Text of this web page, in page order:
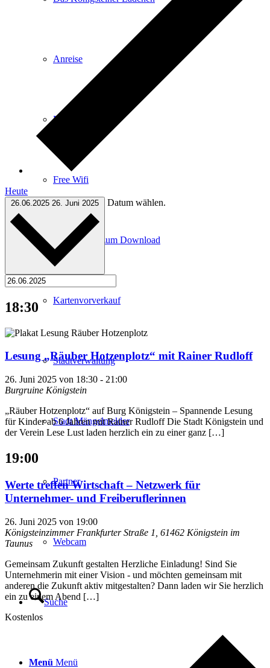
Anreise
E-Car-Sharing
Free Wifi
Infomaterial zum Download
Kartenvorverkauf
Stadtverwaltung
Stadt Mängelmelder
Partner
Webcam
Suche
Menü Menü
Heute
26.06.2025 26. Juni 2025 Datum wählen.
18:30
Lesung „Räuber Hotzenplotz“ mit Rainer Rudloff
26. Juni 2025 von 18:30 - 21:00
Burgruine Königstein
„Räuber Hotzenplotz“ auf Burg Königstein – Spannende Lesung
für Kinder ab 6 Jahren mit Rainer Rudloff Die Stadt Königstein und
der Verein Lese Lust laden herzlich ein zu einer ganz […]
19:00
Werte treffen Wirtschaft – Netzwerk für
Unternehmer- und Freiberuflerinnen
26. Juni 2025 von 19:00
Königsteinzimmer Frankfurter Straße 1, 61462 Königstein im
Taunus
Gemeinsam Zukunft gestalten Herzliche Einladung! Sind Sie
Unternehmerin mit einer Vision - und möchten gemeinsam mit
anderen die Zukunft aktiv mitgestalten? Dann laden wir Sie herzlich
ein zu einem Abend […]
Kostenlos